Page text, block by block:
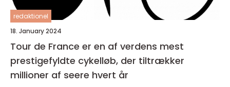
redaktionel
18. January 2024
Tour de France er en af verdens mest
prestigefyldte cykelløb, der tiltrækker
millioner af seere hvert år